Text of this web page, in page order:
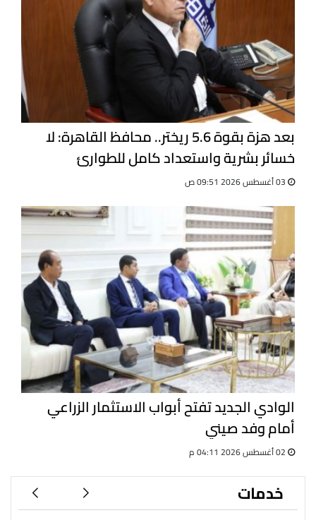
بعد هزة بقوة 5.6 ريختر.. محافظ القاهرة: لا
خسائر بشرية واستعداد كامل للطوارئ
الوادي الجديد تفتح أبواب الاستثمار الزراعي
أمام وفد صيني
خدمات